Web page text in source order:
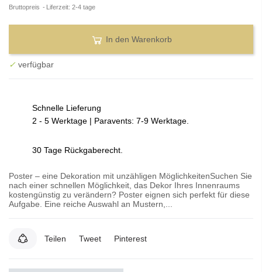
Bruttopreis Liferzeit: 2-4 tage
In den Warenkorb
✓ verfügbar
Schnelle Lieferung
2 - 5 Werktage | Paravents: 7-9 Werktage.
30 Tage Rückgaberecht.
Poster – eine Dekoration mit unzähligen MöglichkeitenSuchen Sie
nach einer schnellen Möglichkeit, das Dekor Ihres Innenraums
kostengünstig zu verändern? Poster eignen sich perfekt für diese
Aufgabe. Eine reiche Auswahl an Mustern,...
Teilen Tweet Pinterest